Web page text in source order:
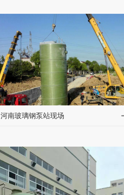
河南玻璃钢泵站现场